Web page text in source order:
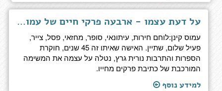
על דעת עצמו - ארבעה פרקי חיים של עמוס קינן
עמוס קינן:לוחם חירות, עיתונאי, סופר, מחזאי, פסל, צייר,
פעיל שלום, שתיין. האישה שאיתו זה 45 שנים, חוקרת
הספרות והתרבות נורית גרץ, נטלה על עצמה את המשימה
המורכבת של כתיבת פרקים מחייו.
למידע נוסף